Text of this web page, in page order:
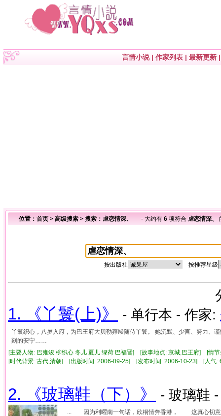
言情小说| 作家列表 | 最新更新
位置： 首页 > 高级搜索 > 搜索：虐恋情深、 - 大约有 6 项符合 虐恋情深、
按出版社 按推荐星级
1. 《丫鬟(上)》 - 单行本 - 作家:
丫鬟织心，八岁入府，为巴王府大贝勒雍竣随侍丫鬟。 她沉默、少言、努力
刻的安宁……
[主要人物: 巴雍竣 柳织心 冬儿 夏儿 绿荷 巴福晋] [故事地点: 京城,巴王府] [情节
[时代背景: 古代,清朝] [出版时间: 2006-09-25] [发布时间: 2006-10-23] [人气
2. 《玻璃鞋（下）》 - 玻璃鞋
... 因为利曜南一句话，欣桐情奔香港， 这真心切意